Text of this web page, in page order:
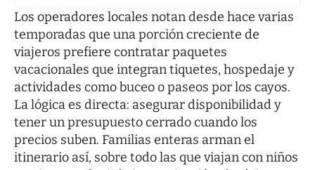
Los operadores locales notan desde hace varias
temporadas que una porción creciente de
viajeros prefiere contratarpaquetes
vacacionales que integran tiquetes, hospedaje y
actividades como buceo o paseos por los cayos.
La lógica es directa: asegurar disponibilidad y
tener un presupuesto cerrado cuando los
precios suben. Familias enteras arman el
itinerario así, sobre todo las que viajan con niños